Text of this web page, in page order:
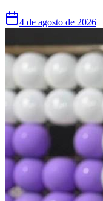
4 de agosto de 2026